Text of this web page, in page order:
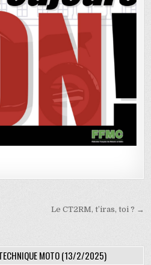
Le CT2RM, t’iras, toi ? →
TECHNIQUE MOTO (13/2/2025)